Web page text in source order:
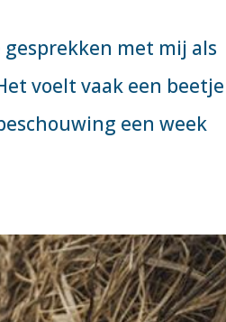
met mij als
voelt vaak een beetje
een week